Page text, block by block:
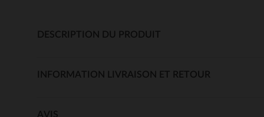
DESCRIPTION DU PRODUIT
INFORMATION LIVRAISON ET RETOUR
AVIS